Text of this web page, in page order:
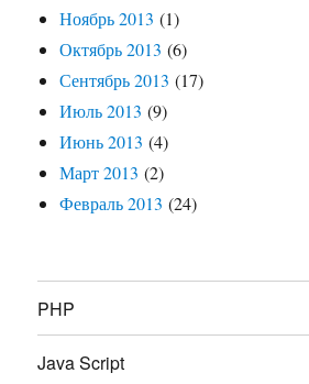
Ноябрь 2013 (1)
Октябрь 2013 (6)
Сентябрь 2013 (17)
Июль 2013 (9)
Июнь 2013 (4)
Март 2013 (2)
Февраль 2013 (24)
PHP
Java Script